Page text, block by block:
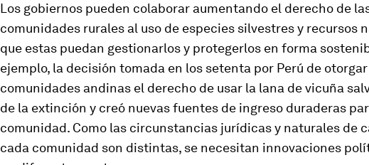
Los gobiernos pueden colaborar aumentando el derecho de
comunidades rurales al uso de especies silvestres y recursos
que estas puedan gestionarlos y protegerlos en forma
ejemplo, la decisión tomada en los setenta por Perú de
comunidades andinas el derecho de usar la lana de vicuña
de la extinción y creó nuevas fuentes de ingreso duraderas
comunidad. Como las circunstancias jurídicas y naturales de
cada comunidad son distintas, se necesitan innovaciones